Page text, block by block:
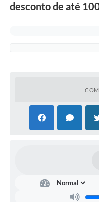
Normas e Legislação
Sistema de Protocolo
desconto de até